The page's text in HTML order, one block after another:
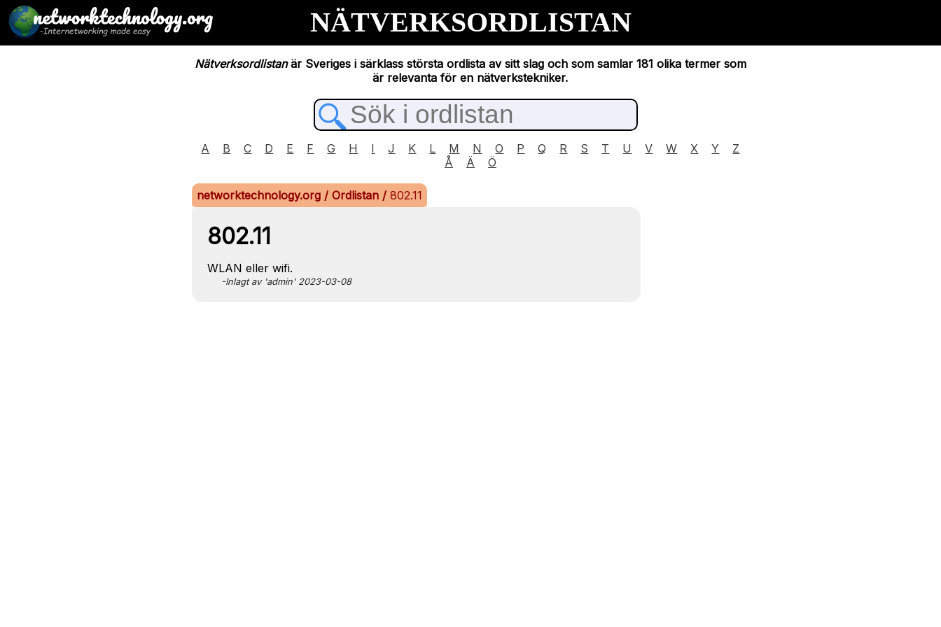
NÄTVERKSORDLISTAN
Nätverksordlistanär Sveriges i särklass största ordlista av sitt slag och som samlar 181 olika termer som
är relevanta för en nätverkstekniker.
A B C D E F G H I J K L M N O P Q R S T U V W X Y
Z
Å
Ä Ö
networktechnology.org / Ordlistan / 802.11
802.11
WLAN eller wifi.
-Inlagt av 'admin' 2023-03-08